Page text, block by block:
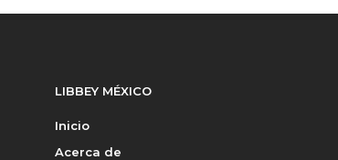
LIBBEY MÉXICO
Inicio
Acerca de